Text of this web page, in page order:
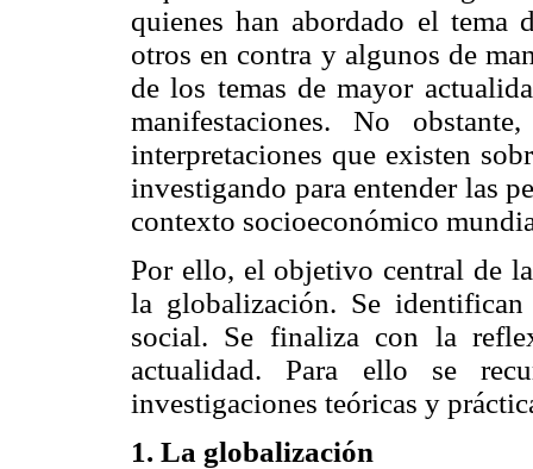
quienes han abordado el tema
otros en contra y algunos de
de los temas de mayor
manifestaciones. No
interpretaciones que existen
investigando para entender las
contexto socioeconómico
Por ello, el objetivo central de
la globalización. Se
social. Se finaliza con la
actualidad. Para ello se
investigaciones teóricas y
1. La globalización